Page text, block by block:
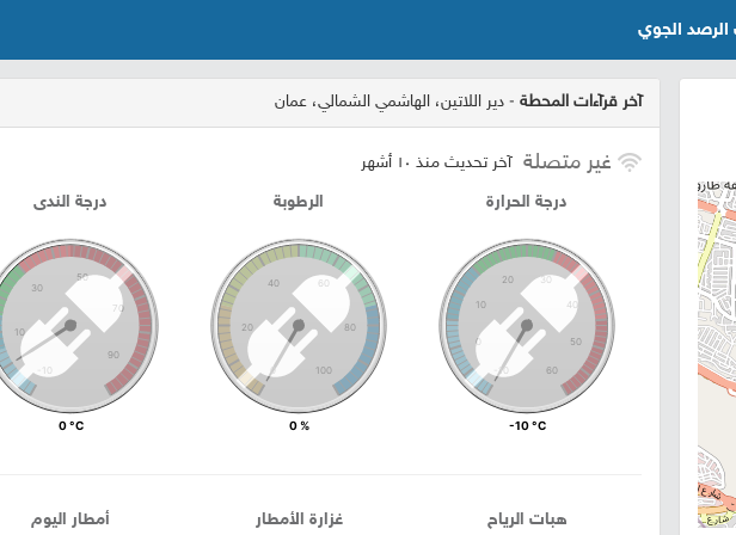
الجوي
آخر قرآءات المحطة - دير اللاتين، الهاشمي الشمالي، عمان
غير متصلة
آخر تحديث منذ ١٠ أشهر
درجة الحرارة
‎-10
0
10
20 30
40
50
60
-10 °C
الرطوبة
0
20
40 60
80
100
0 %
درجة الندى
‎-10
10
30
50
70
90
0 °C
هبات الرياح غزارة الأمطار أمطار اليوم